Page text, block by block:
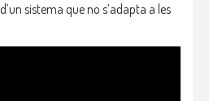
sistema que no s’adapta a les